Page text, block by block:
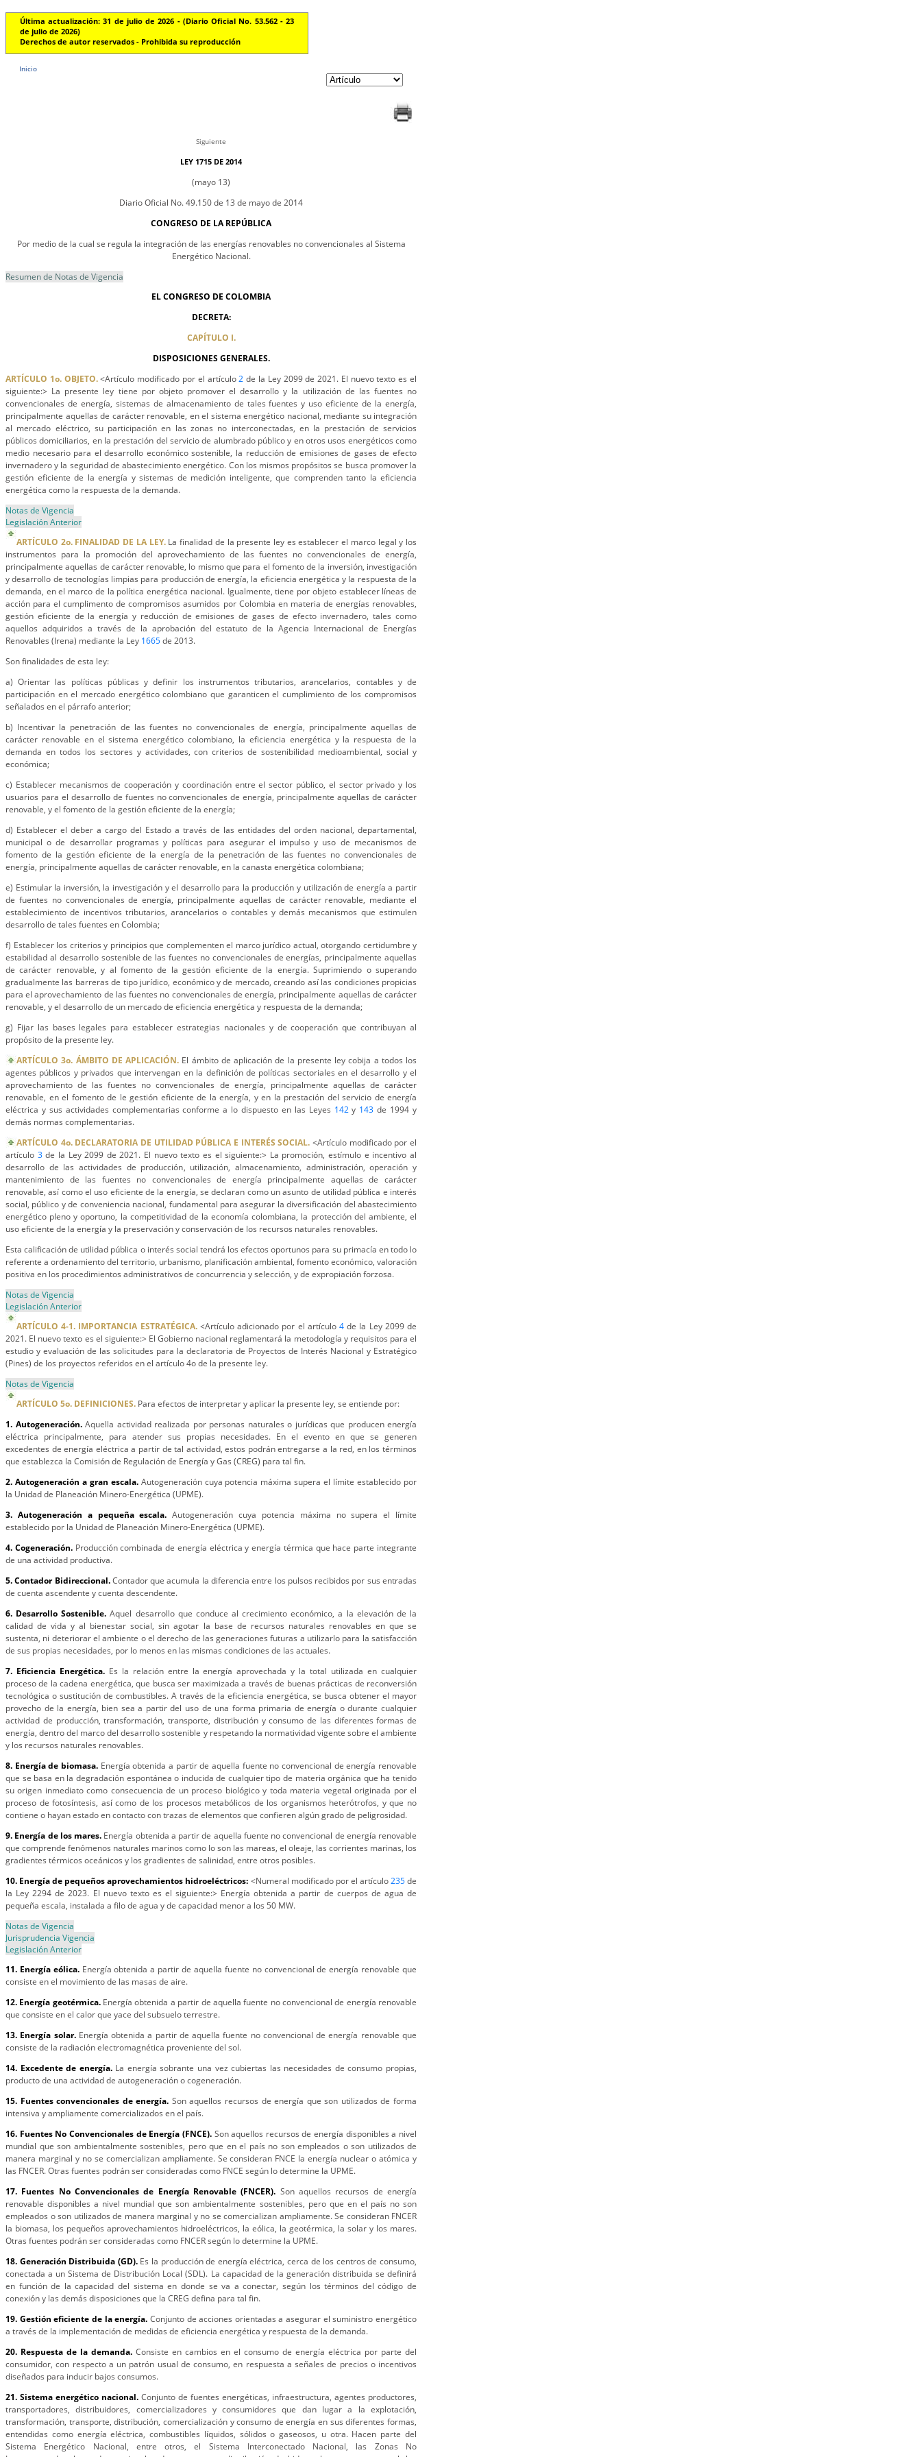
Última actualización: 31 de julio de 2026 - (Diario Oficial No. 53.562 - 23
de julio de 2026)
Derechos de autor reservados - Prohibida su reproducción
Inicio
Siguiente
LEY 1715 DE 2014
(mayo 13)
Diario Oficial No. 49.150 de 13 de mayo de 2014
CONGRESO DE LA REPÚBLICA
Por medio de la cual se regula la integración de las energías renovables no convencionales al Sistema
Energético Nacional.
Resumen de Notas de Vigencia
EL CONGRESO DE COLOMBIA
DECRETA:
CAPÍTULO I.
DISPOSICIONES GENERALES.
ARTÍCULO 1o. OBJETO.<Artículo modificado por el artículo2 de la Ley 2099 de 2021. El nuevo texto es el
siguiente:> La presente ley tiene por objeto promover el desarrollo y la utilización de las fuentes no
convencionales de energía, sistemas de almacenamiento de tales fuentes y uso eficiente de la energía,
principalmente aquellas de carácter renovable, en el sistema energético nacional, mediante su integración
al mercado eléctrico, su participación en las zonas no interconectadas, en la prestación de servicios
públicos domiciliarios, en la prestación del servicio de alumbrado público y en otros usos energéticos como
medio necesario para el desarrollo económico sostenible, la reducción de emisiones de gases de efecto
invernadero y la seguridad de abastecimiento energético. Con los mismos propósitos se busca promover la
gestión eficiente de la energía y sistemas de medición inteligente, que comprenden tanto la eficiencia
energética como la respuesta de la demanda.
Notas de Vigencia
Legislación Anterior
ARTÍCULO 2o. FINALIDAD DE LA LEY.La finalidad de la presente ley es establecer el marco legal y los
instrumentos para la promoción del aprovechamiento de las fuentes no convencionales de energía,
principalmente aquellas de carácter renovable, lo mismo que para el fomento de la inversión, investigación
y desarrollo de tecnologías limpias para producción de energía, la eficiencia energética y la respuesta de la
demanda, en el marco de la política energética nacional. Igualmente, tiene por objeto establecer líneas de
acción para el cumplimento de compromisos asumidos por Colombia en materia de energías renovables,
gestión eficiente de la energía y reducción de emisiones de gases de efecto invernadero, tales como
aquellos adquiridos a través de la aprobación del estatuto de la Agencia Internacional de Energías
Renovables (Irena) mediante la Ley 1665de 2013.
Son finalidades de esta ley:
a) Orientar las políticas públicas y definir los instrumentos tributarios, arancelarios, contables y de
participación en el mercado energético colombiano que garanticen el cumplimiento de los compromisos
señalados en el párrafo anterior;
b) Incentivar la penetración de las fuentes no convencionales de energía, principalmente aquellas de
carácter renovable en el sistema energético colombiano, la eficiencia energética y la respuesta de la
demanda en todos los sectores y actividades, con criterios de sostenibilidad medioambiental, social y
económica;
c) Establecer mecanismos de cooperación y coordinación entre el sector público, el sector privado y los
usuarios para el desarrollo de fuentes no convencionales de energía, principalmente aquellas de carácter
renovable, y el fomento de la gestión eficiente de la energía;
d) Establecer el deber a cargo del Estado a través de las entidades del orden nacional, departamental,
municipal o de desarrollar programas y políticas para asegurar el impulso y uso de mecanismos de
fomento de la gestión eficiente de la energía de la penetración de las fuentes no convencionales de
energía, principalmente aquellas de carácter renovable, en la canasta energética colombiana;
e) Estimular la inversión, la investigación y el desarrollo para la producción y utilización de energía a partir
de fuentes no convencionales de energía, principalmente aquellas de carácter renovable, mediante el
establecimiento de incentivos tributarios, arancelarios o contables y demás mecanismos que estimulen
desarrollo de tales fuentes en Colombia;
f) Establecer los criterios y principios que complementen el marco jurídico actual, otorgando certidumbre y
estabilidad al desarrollo sostenible de las fuentes no convencionales de energías, principalmente aquellas
de carácter renovable, y al fomento de la gestión eficiente de la energía. Suprimiendo o superando
gradualmente las barreras de tipo jurídico, económico y de mercado, creando así las condiciones propicias
para el aprovechamiento de las fuentes no convencionales de energía, principalmente aquellas de carácter
renovable, y el desarrollo de un mercado de eficiencia energética y respuesta de la demanda;
g) Fijar las bases legales para establecer estrategias nacionales y de cooperación que contribuyan al
propósito de la presente ley.
ARTÍCULO 3o. ÁMBITO DE APLICACIÓN. El ámbito de aplicación de la presente ley cobija a todos los
agentes públicos y privados que intervengan en la definición de políticas sectoriales en el desarrollo y el
aprovechamiento de las fuentes no convencionales de energía, principalmente aquellas de carácter
renovable, en el fomento de le gestión eficiente de la energía, y en la prestación del servicio de energía
eléctrica y sus actividades complementarias conforme a lo dispuesto en las Leyes 142y 143 de 1994 y
demás normas complementarias.
ARTÍCULO 4o. DECLARATORIA DE UTILIDAD PÚBLICA E INTERÉS SOCIAL. <Artículo modificado por el
artículo 3de la Ley 2099 de 2021. El nuevo texto es el siguiente:> La promoción, estímulo e incentivo al
desarrollo de las actividades de producción, utilización, almacenamiento, administración, operación y
mantenimiento de las fuentes no convencionales de energía principalmente aquellas de carácter
renovable, así como el uso eficiente de la energía, se declaran como un asunto de utilidad pública e interés
social, público y de conveniencia nacional, fundamental para asegurar la diversificación del abastecimiento
energético pleno y oportuno, la competitividad de la economía colombiana, la protección del ambiente, el
uso eficiente de la energía y la preservación y conservación de los recursos naturales renovables.
Esta calificación de utilidad pública o interés social tendrá los efectos oportunos para su primacía en todo lo
referente a ordenamiento del territorio, urbanismo, planificación ambiental, fomento económico, valoración
positiva en los procedimientos administrativos de concurrencia y selección, y de expropiación forzosa.
Notas de Vigencia
Legislación Anterior
ARTÍCULO 4-1. IMPORTANCIA ESTRATÉGICA.<Artículo adicionado por el artículo 4de la Ley 2099 de
2021. El nuevo texto es el siguiente:> El Gobierno nacional reglamentará la metodología y requisitos para el
estudio y evaluación de las solicitudes para la declaratoria de Proyectos de Interés Nacional y Estratégico
(Pines) de los proyectos referidos en el artículo 4o de la presente ley.
Notas de Vigencia
ARTÍCULO 5o. DEFINICIONES. Para efectos de interpretar y aplicar la presente ley, se entiende por:
1. Autogeneración.Aquella actividad realizada por personas naturales o jurídicas que producen energía
eléctrica principalmente, para atender sus propias necesidades. En el evento en que se generen
excedentes de energía eléctrica a partir de tal actividad, estos podrán entregarse a la red, en los términos
que establezca la Comisión de Regulación de Energía y Gas (CREG) para tal fin.
2. Autogeneración a gran escala.Autogeneración cuya potencia máxima supera el límite establecido por
la Unidad de Planeación Minero-Energética (UPME).
3. Autogeneración a pequeña escala. Autogeneración cuya potencia máxima no supera el límite
establecido por la Unidad de Planeación Minero-Energética (UPME).
4. Cogeneración.Producción combinada de energía eléctrica y energía térmica que hace parte integrante
de una actividad productiva.
5. Contador Bidireccional.Contador que acumula la diferencia entre los pulsos recibidos por sus entradas
de cuenta ascendente y cuenta descendente.
6. Desarrollo Sostenible. Aquel desarrollo que conduce al crecimiento económico, a la elevación de la
calidad de vida y al bienestar social, sin agotar la base de recursos naturales renovables en que se
sustenta, ni deteriorar el ambiente o el derecho de las generaciones futuras a utilizarlo para la satisfacción
de sus propias necesidades, por lo menos en las mismas condiciones de las actuales.
7. Eficiencia Energética.Es la relación entre la energía aprovechada y la total utilizada en cualquier
proceso de la cadena energética, que busca ser maximizada a través de buenas prácticas de reconversión
tecnológica o sustitución de combustibles. A través de la eficiencia energética, se busca obtener el mayor
provecho de la energía, bien sea a partir del uso de una forma primaria de energía o durante cualquier
actividad de producción, transformación, transporte, distribución y consumo de las diferentes formas de
energía, dentro del marco del desarrollo sostenible y respetando la normatividad vigente sobre el ambiente
y los recursos naturales renovables.
8. Energía de biomasa. Energía obtenida a partir de aquella fuente no convencional de energía renovable
que se basa en la degradación espontánea o inducida de cualquier tipo de materia orgánica que ha tenido
su origen inmediato como consecuencia de un proceso biológico y toda materia vegetal originada por el
proceso de fotosíntesis, así como de los procesos metabólicos de los organismos heterótrofos, y que no
contiene o hayan estado en contacto con trazas de elementos que confieren algún grado de peligrosidad.
9. Energía de los mares. Energía obtenida a partir de aquella fuente no convencional de energía renovable
que comprende fenómenos naturales marinos como lo son las mareas, el oleaje, las corrientes marinas, los
gradientes térmicos oceánicos y los gradientes de salinidad, entre otros posibles.
10. Energía de pequeños aprovechamientos hidroeléctricos: <Numeral modificado por el artículo235de
la Ley 2294 de 2023. El nuevo texto es el siguiente:> Energía obtenida a partir de cuerpos de agua de
pequeña escala, instalada a filo de agua y de capacidad menor a los 50 MW.
Notas de Vigencia
Jurisprudencia Vigencia
Legislación Anterior
11. Energía eólica.Energía obtenida a partir de aquella fuente no convencional de energía renovable que
consiste en el movimiento de las masas de aire.
12. Energía geotérmica.Energía obtenida a partir de aquella fuente no convencional de energía renovable
que consiste en el calor que yace del subsuelo terrestre.
13. Energía solar.Energía obtenida a partir de aquella fuente no convencional de energía renovable que
consiste de la radiación electromagnética proveniente del sol.
14. Excedente de energía.La energía sobrante una vez cubiertas las necesidades de consumo propias,
producto de una actividad de autogeneración o cogeneración.
15. Fuentes convencionales de energía. Son aquellos recursos de energía que son utilizados de forma
intensiva y ampliamente comercializados en el país.
16. Fuentes No Convencionales de Energía (FNCE).Son aquellos recursos de energía disponibles a nivel
mundial que son ambientalmente sostenibles, pero que en el país no son empleados o son utilizados de
manera marginal y no se comercializan ampliamente. Se consideran FNCE la energía nuclear o atómica y
las FNCER. Otras fuentes podrán ser consideradas como FNCE según lo determine la UPME.
17. Fuentes No Convencionales de Energía Renovable (FNCER). Son aquellos recursos de energía
renovable disponibles a nivel mundial que son ambientalmente sostenibles, pero que en el país no son
empleados o son utilizados de manera marginal y no se comercializan ampliamente. Se consideran FNCER
la biomasa, los pequeños aprovechamientos hidroeléctricos, la eólica, la geotérmica, la solar y los mares.
Otras fuentes podrán ser consideradas como FNCER según lo determine la UPME.
18. Generación Distribuida (GD).Es la producción de energía eléctrica, cerca de los centros de consumo,
conectada a un Sistema de Distribución Local (SDL). La capacidad de la generación distribuida se definirá
en función de la capacidad del sistema en donde se va a conectar, según los términos del código de
conexión y las demás disposiciones que la CREG defina para tal fin.
19. Gestión eficiente de la energía. Conjunto de acciones orientadas a asegurar el suministro energético
a través de la implementación de medidas de eficiencia energética y respuesta de la demanda.
20. Respuesta de la demanda. Consiste en cambios en el consumo de energía eléctrica por parte del
consumidor, con respecto a un patrón usual de consumo, en respuesta a señales de precios o incentivos
diseñados para inducir bajos consumos.
21. Sistema energético nacional. Conjunto de fuentes energéticas, infraestructura, agentes productores,
transportadores, distribuidores, comercializadores y consumidores que dan lugar a la explotación,
transformación, transporte, distribución, comercialización y consumo de energía en sus diferentes formas,
entendidas como energía eléctrica, combustibles líquidos, sólidos o gaseosos, u otra. Hacen parte del
Sistema Energético Nacional, entre otros, el Sistema Interconectado Nacional, las Zonas No